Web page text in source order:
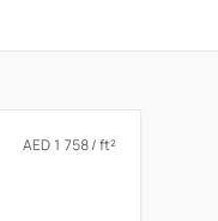
AED 1 758 / ft²